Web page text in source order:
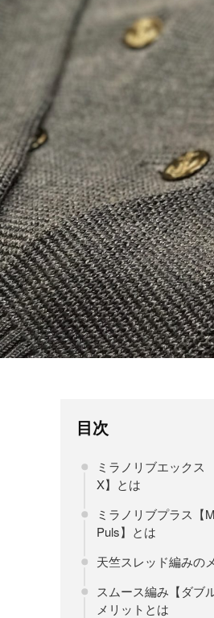
目次
ミラノリブエックス
X】とは
ミラノリブプラス【
Puls】とは
天竺スレッド編みの
スムース編み【ダブ
メリットとは